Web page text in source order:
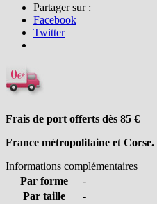
Partager sur :
Facebook
Twitter
Frais de port offerts dès 85 €
France métropolitaine et Corse.
Informations complémentaires
Par forme
-
Par taille
-